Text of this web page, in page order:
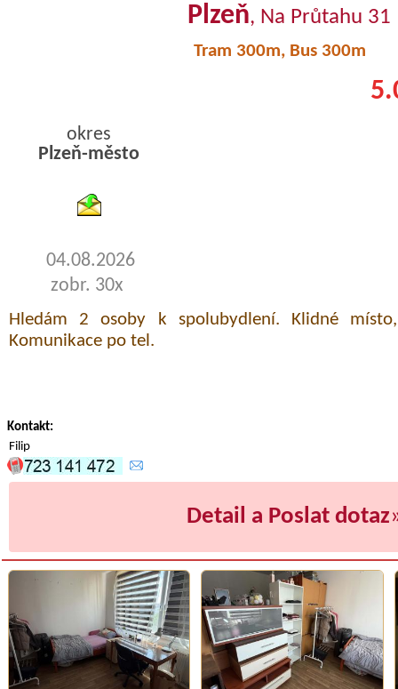
Plzeň, Na Průtahu 31
Tram 300m, Bus 300m
okres
Plzeň-město
04.08.2026
zobr. 30x
Hledám 2 osoby k spolubydlení. Klidné
Komunikace po tel.
Kontakt:
Filip
Detail a Poslat dotaz